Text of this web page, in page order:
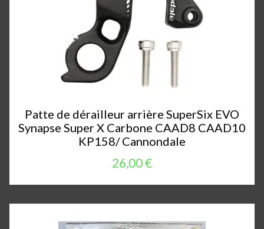
Patte de dérailleur arrière SuperSix EVO
Synapse Super X Carbone CAAD8 CAAD10
KP158/ Cannondale
26,00 €